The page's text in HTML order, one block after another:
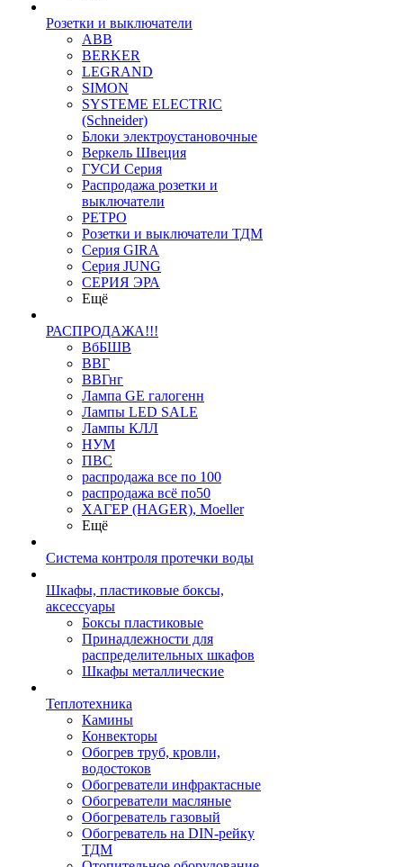
Розетки и выключатели
ABB
BERKER
LEGRAND
SIMON
SYSTEME ELECTRIC
(Schneider)
Блоки электроустановочные
Веркель Швеция
ГУСИ Серия
Распродажа розетки и
выключатели
РЕТРО
Розетки и выключатели ТДМ
Серия GIRA
Серия JUNG
СЕРИЯ ЭРА
Ещё
РАСПРОДАЖА!!!
ВбБШВ
ВВГ
ВВГнг
Лампа GE галогенн
Лампы LED SALE
Лампы КЛЛ
НУМ
ПВС
распродажа все по 100
распродажа всё по50
ХАГЕР (HAGER), Moeller
Ещё
Система контроля протечки воды
Шкафы, пластиковые боксы,
аксессуары
Боксы пластиковые
Принадлежности для
распределительных шкафов
Шкафы металлические
Теплотехника
Камины
Конвекторы
Обогрев труб, кровли,
водостоков
Обогреватели инфрактасные
Обогреватели масляные
Обогреватель газовый
Обогреватель на DIN-рейку
ТДМ